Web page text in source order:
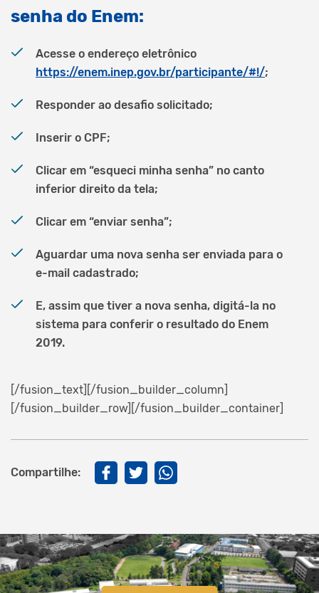
senha do Enem:
Acesse o endereço eletrônico
https://enem.inep.gov.br/participante/#!/;
Responder ao desafio solicitado;
Inserir o CPF;
Clicar em “esqueci minha senha” no canto
inferior direito da tela;
Clicar em “enviar senha”;
Aguardar uma nova senha ser enviada para o
e-mail cadastrado;
E, assim que tiver a nova senha, digitá-la no
sistema para conferir o resultado do Enem
2019.
[/fusion_text][/fusion_builder_column]
[/fusion_builder_row][/fusion_builder_container]
Compartilhe: